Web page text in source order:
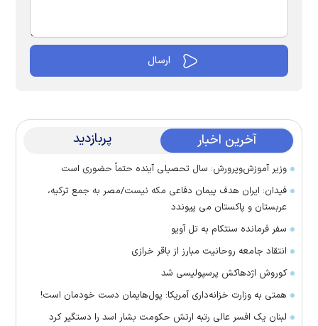
آخرین اخبار پربازدید
وزیر آموزش‌وپرورش: سال تحصیلی آینده حتماً حضوری است
فیدان: ایران هدف پیمان دفاعی مکه نیست/مصر به جمع ترکیه،
عربستان و پاکستان می پیوندد
سفر فرمانده سنتکام به تل آویو
انتقاد جامعه روحانیت مبارز از باقر خرازی
کوروش اژدهاکش پرسپولیسی شد
همتی به وزارت خزانه‌داری آمریکا: پول‌هایمان دست خودمان است!
لبنان یک افسر عالی رتبه ارتش حکومت بشار اسد را دستگیر کرد